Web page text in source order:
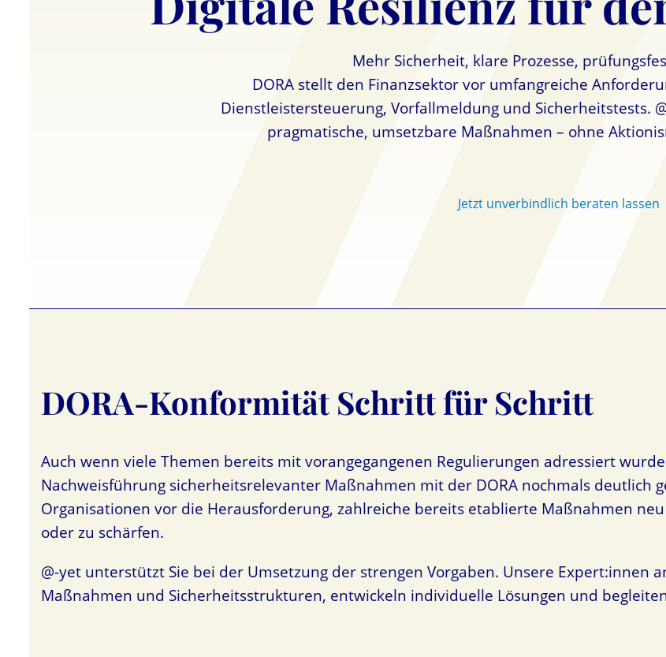
Mehr Sicherheit, klare Prozesse,
DORA stellt den Finanzsektor vor umfangreiche
Dienstleistersteuerung, Vorfallmeldung und Sicherheitstests.
pragmatische, umsetzbare Maßnahmen – ohne
Jetzt unverbindlich beraten lassen
DORA-Konformität Schritt für Schritt
Auch wenn viele Themen bereits mit vorangegangenen Regulierungen adressiert
Nachweisführung sicherheitsrelevanter Maßnahmen mit der DORA nochmals
Organisationen vor die Herausforderung, zahlreiche bereits etablierte Maßnahmen
oder zu schärfen.
@-yet unterstützt Sie bei der Umsetzung der strengen Vorgaben. Unsere Expert:innen
Maßnahmen und Sicherheitsstrukturen, entwickeln individuelle Lösungen und